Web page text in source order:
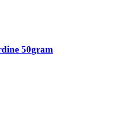
50gram